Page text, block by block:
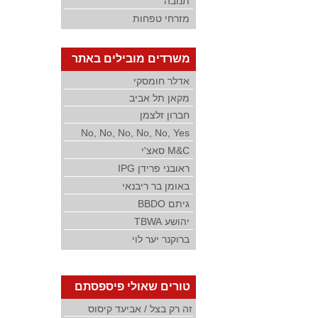
מזרחי טפחות
משרדים מובילים באתר
אדלר חומסקי
מקאן תל אביב
חברון זלצמן
No, No, No, No, No, Yes
M&C סאצ'י
ראובני פרידן IPG
באומן בר ריבנאי
גיתם BBDO
יהושע TBWA
ברוקנר יער לוי
טורים שאולי פיספסתם
זה רק בצל / אביעד קיסוס